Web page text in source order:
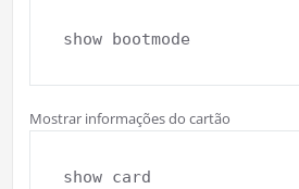
show bootmode
Mostrar informações do cartão
show card